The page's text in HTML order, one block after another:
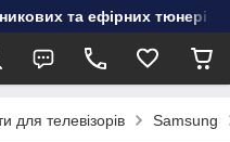
та ефірних тюнерів,
для телевізорів Samsung